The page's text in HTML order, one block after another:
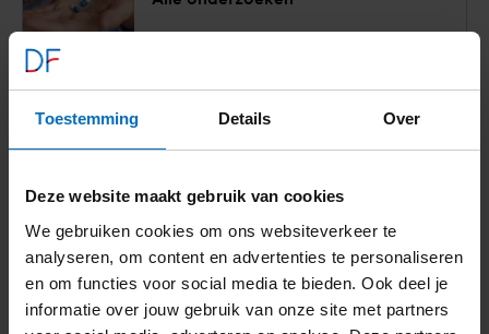
Toestemming Details Over
Deze website maakt gebruik van cookies
We gebruiken cookies om ons websiteverkeer te
analyseren, om content en advertenties te personaliseren
en om functies voor social media te bieden. Ook deel je
informatie over jouw gebruik van onze site met partners
Alles over onderzoek
Nieuws